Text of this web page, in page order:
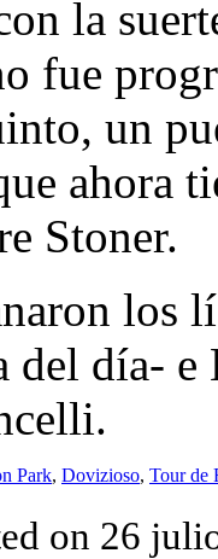
la
fue
un
ahora
Stoner.
los
del día-
Park, Dovizioso, Tour de
on 26